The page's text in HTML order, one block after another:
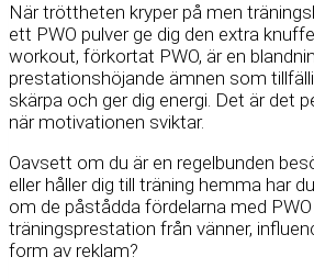
När tröttheten kryper på men
ett PWO pulver ge dig den extra
workout, förkortat PWO, är en
prestationshöjande ämnen som
skärpa och ger dig energi. Det är det
när motivationen sviktar.
Oavsett om du är en regelbunden
eller håller dig till träning hemma har
om de påstådda fördelarna med
träningsprestation från vänner,
form av reklam?